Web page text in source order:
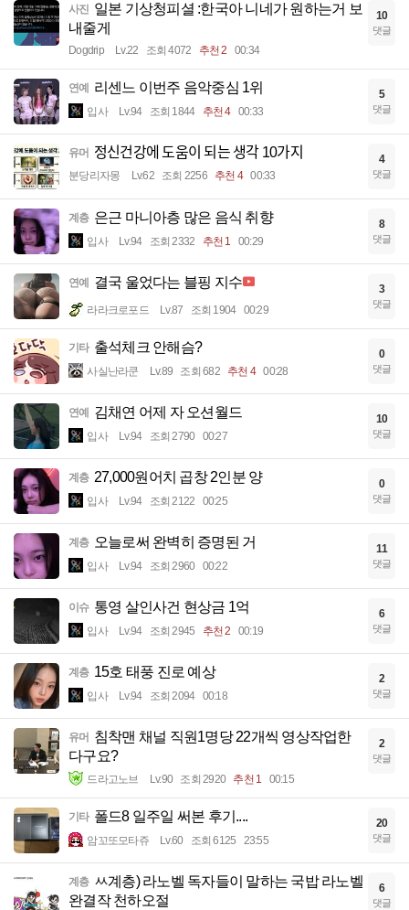
사진 일본 기상청피셜 :한국아 니네가 원하는거 보
내줄게
Dogdrip Lv.22 조회 4072 추천 2 00:34
10
댓글
연예 리센느 이번주 음악중심 1위
입사 Lv.94 조회 1844 추천 4 00:33
5
댓글
유머 정신건강에 도움이 되는 생각 10가지
분당리자몽 Lv.62 조회 2256 추천 4 00:33
4
댓글
계층 은근 마니아층 많은 음식 취향
입사 Lv.94 조회 2332 추천 1 00:29
8
댓글
연예 결국 울었다는 블핑 지수
라라크로포드 Lv.87 조회 1904 00:29
3
댓글
기타 출석체크 안해슴?
사실난라쿤 Lv.89 조회 682 추천 4 00:28
0
댓글
연예 김채연 어제 자 오션월드
입사 Lv.94 조회 2790 00:27
10
댓글
계층 27,000원어치 곱창 2인분 양
입사 Lv.94 조회 2122 00:25
0
댓글
계층 오늘로써 완벽히 증명된 거
입사 Lv.94 조회 2960 00:22
11
댓글
이슈 통영 살인사건 현상금 1억
입사 Lv.94 조회 2945 추천 2 00:19
6
댓글
계층 15호 태풍 진로 예상
입사 Lv.94 조회 2094 00:18
2
댓글
유머 침착맨 채널 직원1명당 22개씩 영상작업한
다구요?
드라고노브 Lv.90 조회 2920 추천 1 00:15
2
댓글
기타 폴드8 일주일 써본 후기....
암꼬또모타쥬 Lv.60 조회 6125 23:55
20
댓글
계층 ㅆ계층) 라노벨 독자들이 말하는 국밥 라노벨
완결작 천하오절
6
댓글